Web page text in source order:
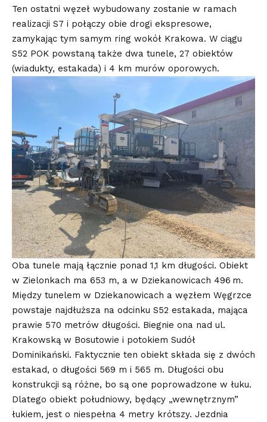
Ten ostatni węzeł wybudowany zostanie w ramach
realizacji S7 i połączy obie drogi ekspresowe,
zamykając tym samym ring wokół Krakowa. W ciągu
S52 POK powstaną także dwa tunele, 27 obiektów
(wiadukty, estakada) i 4 km murów oporowych.
Oba tunele mają łącznie ponad 1,1 km długości. Obiekt
w Zielonkach ma 653 m, a w Dziekanowicach 496 m.
Między tunelem w Dziekanowicach a węzłem Węgrzce
powstaje najdłuższa na odcinku S52 estakada, mająca
prawie 570 metrów długości. Biegnie ona nad ul.
Krakowską w Bosutowie i potokiem Sudół
Dominikański. Faktycznie ten obiekt składa się z dwóch
estakad, o długości 569 m i 565 m. Długości obu
konstrukcji są różne, bo są one poprowadzone w łuku.
Dlatego obiekt południowy, będący „wewnętrznym”
łukiem, jest o niespełna 4 metry krótszy. Jezdnia